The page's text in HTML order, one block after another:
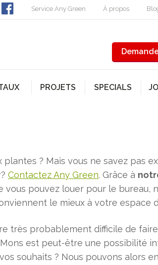
Service Any Green À propos
PROJETS SPECIALS
? Mais vous ne savez pas
Contactez Any Green. Grâce à
vous pouvez louer pour le bureau,
le mieux à votre espace
très probablement difficile de faire
est peut-être une possibilité
souhaits ? Nous pouvons alors